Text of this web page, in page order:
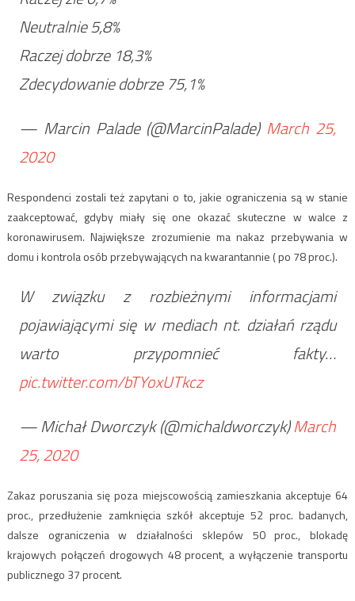
Neutralnie 5,8%
Raczej dobrze 18,3%
Zdecydowanie dobrze 75,1%
— Marcin Palade (@MarcinPalade) March 25,
2020
Respondenci zostali też zapytani o to, jakie ograniczenia są w stanie
zaakceptować, gdyby miały się one okazać skuteczne w walce z
koronawirusem. Największe zrozumienie ma nakaz przebywania w
domu i kontrola osób przebywających na kwarantannie ( po 78 proc.).
W związku z rozbieżnymi informacjami
pojawiającymi się w mediach nt. działań rządu
warto przypomnieć fakty…
pic.twitter.com/bTYoxUTkcz
— Michał Dworczyk (@michaldworczyk)March
25, 2020
Zakaz poruszania się poza miejscowością zamieszkania akceptuje 64
proc., przedłużenie zamknięcia szkół akceptuje 52 proc. badanych,
dalsze ograniczenia w działalności sklepów 50 proc., blokadę
krajowych połączeń drogowych 48 procent, a wyłączenie transportu
publicznego 37 procent.